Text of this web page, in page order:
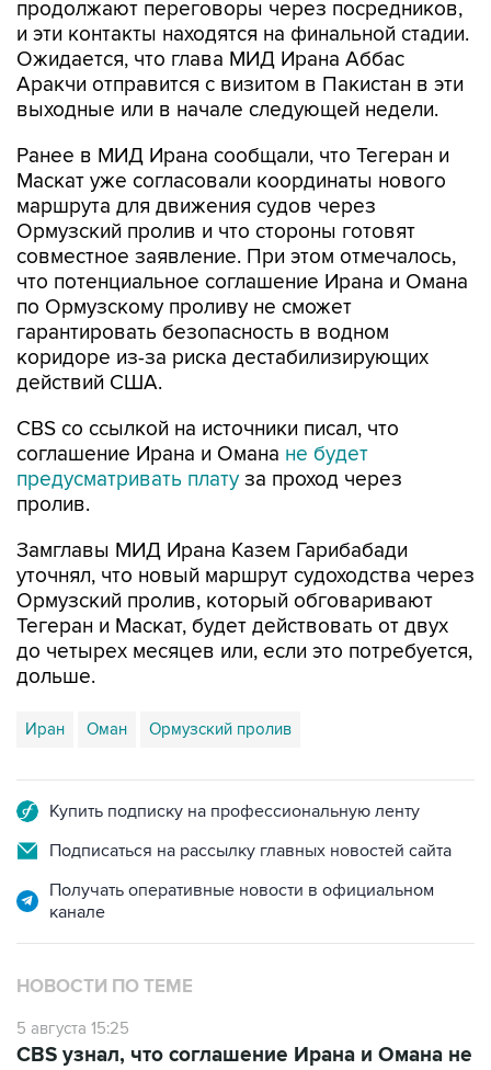
продолжают переговоры через посредников,
и эти контакты находятся на финальной стадии.
Ожидается, что глава МИД Ирана Аббас
Аракчи отправится с визитом в Пакистан в эти
выходные или в начале следующей недели.
Ранее в МИД Ирана сообщали, что Тегеран и
Маскат уже согласовали координаты нового
маршрута для движения судов через
Ормузский пролив и что стороны готовят
совместное заявление. При этом отмечалось,
что потенциальное соглашение Ирана и Омана
по Ормузскому проливу не сможет
гарантировать безопасность в водном
коридоре из-за риска дестабилизирующих
действий США.
CBS со ссылкой на источники писал, что
соглашение Ирана и Омана не будет
предусматривать плату за проход через
пролив.
Замглавы МИД Ирана Казем Гарибабади
уточнял, что новый маршрут судоходства через
Ормузский пролив, который обговаривают
Тегеран и Маскат, будет действовать от двух
до четырех месяцев или, если это потребуется,
дольше.
Иран Оман Ормузский пролив
Купить подписку на профессиональную ленту
Подписаться на рассылку главных новостей сайта
Получать оперативные новости в официальном
канале
НОВОСТИ ПО ТЕМЕ
5 августа 15:25
CBS узнал, что соглашение Ирана и Омана не